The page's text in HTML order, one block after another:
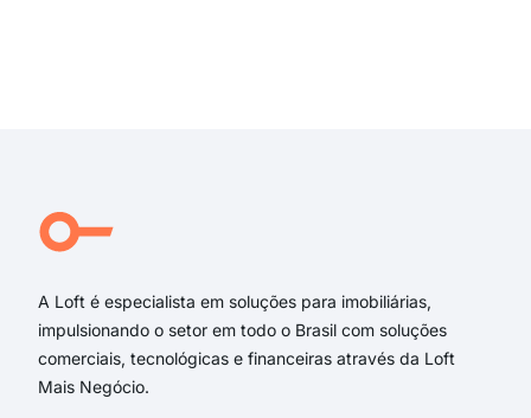
A Loft é especialista em soluções para imobiliárias,
impulsionando o setor em todo o Brasil com soluções
comerciais, tecnológicas e financeiras através da Loft
Mais Negócio.